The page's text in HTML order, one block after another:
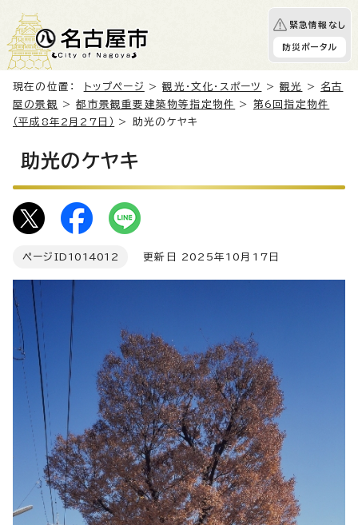
緊急情報なし
防災ポータル
現在の位置： トップページ >観光・文化・スポーツ >観光 > 名古
屋の景観
>都市景観重要建築物等指定物件 > 第6回指定物件
（平成8年2月27日）
> 助光のケヤキ
助光のケヤキ
ページID 1014012 更新日 2025年10月17日